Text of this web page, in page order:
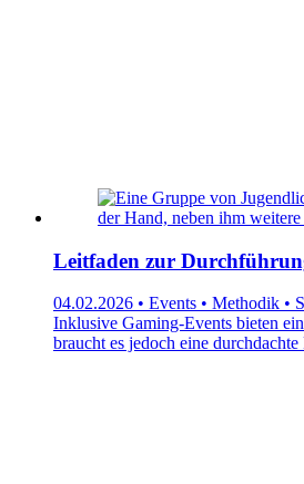
Leitfaden zur
04.02.2026 • Events • Methodik •
Inklusive Gaming-Events bieten
braucht es jedoch eine